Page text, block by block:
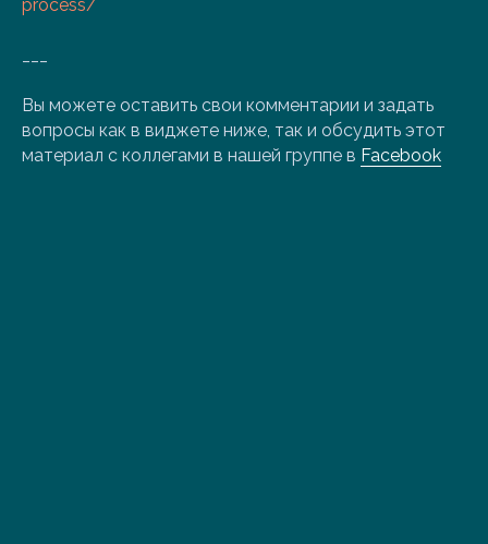
process/
Вы можете оставить свои комментарии и задать
вопросы как в виджете ниже, так и обсудить этот
материал с коллегами в нашей группе в Facebook